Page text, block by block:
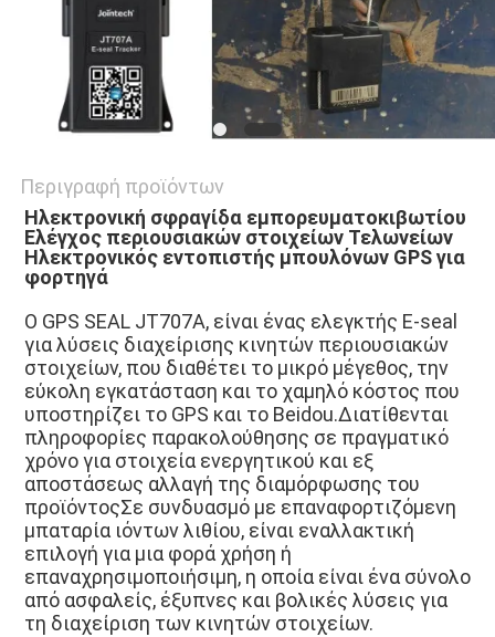
Περιγραφή προϊόντων
Ηλεκτρονική σφραγίδα εμπορευματοκιβωτίου
Ελέγχος περιουσιακών στοιχείων Τελωνείων
Ηλεκτρονικός εντοπιστής μπουλόνων GPS για
φορτηγά
Ο GPS SEAL JT707A, είναι ένας ελεγκτής E-seal
για λύσεις διαχείρισης κινητών περιουσιακών
στοιχείων, που διαθέτει το μικρό μέγεθος, την
εύκολη εγκατάσταση και το χαμηλό κόστος που
υποστηρίζει το GPS και το Beidou.Διατίθενται
πληροφορίες παρακολούθησης σε πραγματικό
χρόνο για στοιχεία ενεργητικού και εξ
αποστάσεως αλλαγή της διαμόρφωσης του
προϊόντοςΣε συνδυασμό με επαναφορτιζόμενη
μπαταρία ιόντων λιθίου, είναι εναλλακτική
επιλογή για μια φορά χρήση ή
επαναχρησιμοποιήσιμη, η οποία είναι ένα σύνολο
από ασφαλείς, έξυπνες και βολικές λύσεις για
τη διαχείριση των κινητών στοιχείων.